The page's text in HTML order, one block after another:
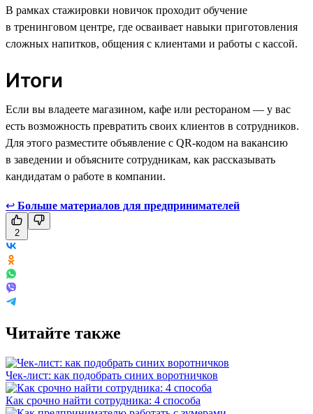
В рамках стажировки новичок проходит обучение
в тренинговом центре, где осваивает навыки приготовления
сложных напитков, общения с клиентами и работы с кассой.
Итоги
Если вы владеете магазином, кафе или рестораном — у вас
есть возможность превратить своих клиентов в сотрудников.
Для этого разместите объявление с QR-кодом на вакансию
в заведении и объясните сотрудникам, как рассказывать
кандидатам о работе в компании.
↩ Больше материалов для предпринимателей
2
Читайте также
Чек-лист: как подобрать синих воротничков
Как срочно найти сотрудника: 4 способа